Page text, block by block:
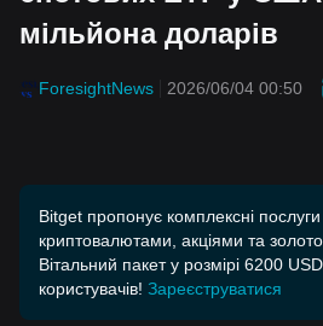
мільйона доларів
ForesightNews 2026/06/04 00:50
Bitget пропонує комплексні послуги
криптовалютами, акціями та
Вітальний пакет у розмірі 6200
користувачів! Зареєструватися